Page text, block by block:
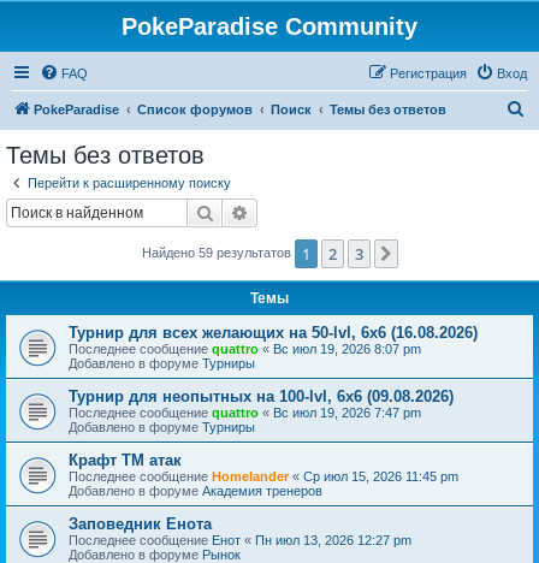
PokeParadise Community
FAQ Вход
Регистрация
PokeParadise Список форумов Поиск Темы без ответов
Темы без ответов
Перейти к расширенному поиску
Поиск
Найдено 59 результатов 1 2 3
Темы
Турнир для всех желающих на 50-lvl, 6х6 (16.08.2026)
Последнее сообщение quattro « Вс июл 19, 2026 8:07 pm
Добавлено в форуме Турниры
Турнир для неопытных на 100-lvl, 6х6 (09.08.2026)
Последнее сообщение quattro « Вс июл 19, 2026 7:47 pm
Добавлено в форуме Турниры
Крафт ТМ атак
Последнее сообщение Homelander« Ср июл 15, 2026 11:45 pm
Добавлено в форуме Академия тренеров
Заповедник Енота
Последнее сообщение Енот « Пн июл 13, 2026 12:27 pm
Добавлено в форуме Рынок